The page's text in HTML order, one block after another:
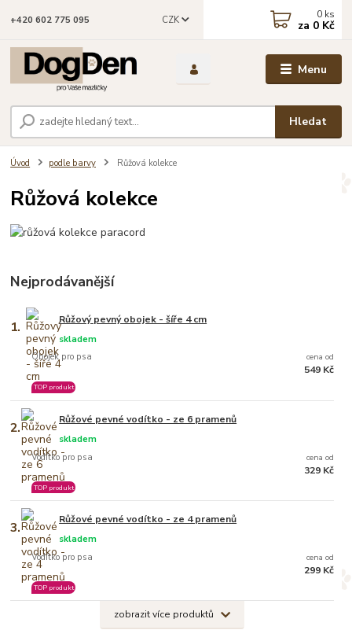
Menu
CZK
Hledat
+420 602 775 095 0 ks
za 0 Kč
Úvod podle barvy Růžová kolekce
Růžová kolekce
Nejprodávanější
1. Růžový pevný obojek - šíře 4 cm
Obojek pro psa
skladem
TOP produkt
cena od
549 Kč
2. Růžové pevné vodítko - ze 6 pramenů
Vodítko pro psa
skladem
TOP produkt
cena od
329 Kč
3. Růžové pevné vodítko - ze 4 pramenů
Vodítko pro psa
skladem
TOP produkt
cena od
299 Kč
zobrazit více produktů